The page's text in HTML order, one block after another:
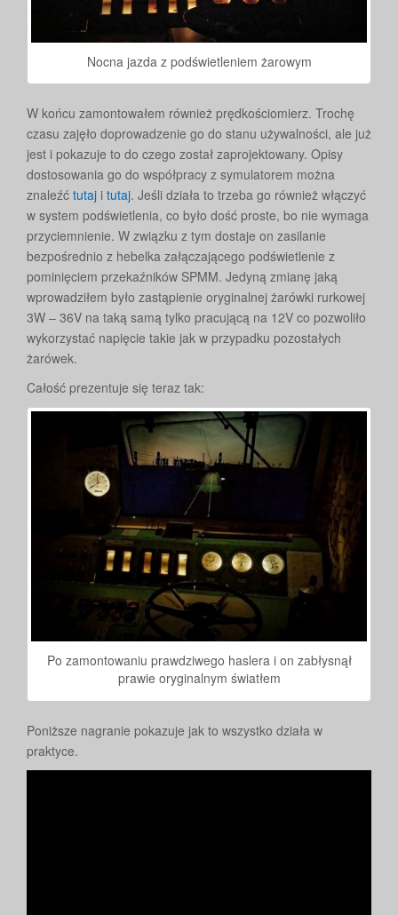
Nocna jazda z podświetleniem żarowym
W końcu zamontowałem również prędkościomierz. Trochę
czasu zajęło doprowadzenie go do stanu używalności, ale już
jest i pokazuje to do czego został zaprojektowany. Opisy
dostosowania go do współpracy z symulatorem można
znaleźć tutaj i tutaj. Jeśli działa to trzeba go również włączyć
w system podświetlenia, co było dość proste, bo nie wymaga
przyciemnienie. W związku z tym dostaje on zasilanie
bezpośrednio z hebelka załączającego podświetlenie z
pominięciem przekaźników SPMM. Jedyną zmianę jaką
wprowadziłem było zastąpienie oryginalnej żarówki rurkowej
3W – 36V na taką samą tylko pracującą na 12V co pozwoliło
wykorzystać napięcie takie jak w przypadku pozostałych
żarówek.
Całość prezentuje się teraz tak:
Po zamontowaniu prawdziwego haslera i on zabłysnął
prawie oryginalnym światłem
Poniższe nagranie pokazuje jak to wszystko działa w
praktyce.